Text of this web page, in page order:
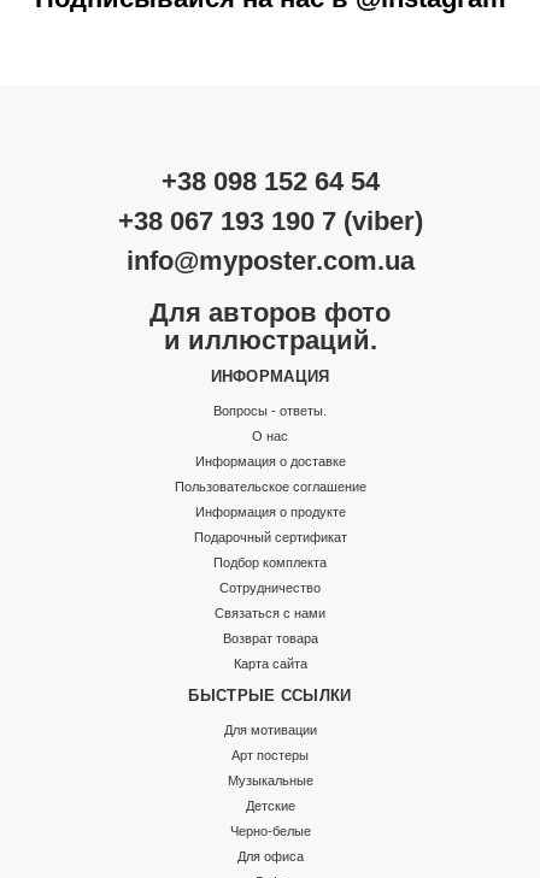
+38 098 152 64 54
+38 067 193 190 7 (viber)
info@myposter.com.ua
Для авторов фото
и иллюстраций.
ИНФОРМАЦИЯ
Вопросы - ответы.
О нас
Информация о доставке
Пользовательское соглашение
Информация о продукте
Подарочный сертификат
Подбор комплекта
Сотрудничество
Связаться с нами
Возврат товара
Карта сайта
БЫСТРЫЕ ССЫЛКИ
Для мотивации
Арт постеры
Музыкальные
Детские
Черно-белые
Для офиса